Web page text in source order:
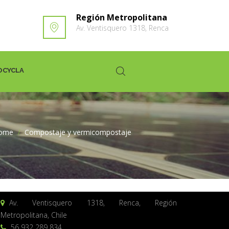
Región Metropolitana
Av. Ventisquero 1318, Renca
>Compostaje y vermicompostaje
Av. Ventisquero 1318, Renca, Región
Metropolitana, Chile